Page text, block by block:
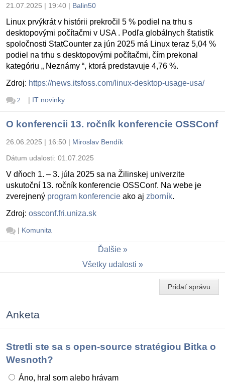
21.07.2025 | 19:40 | Balin50
Linux prvýkrát v histórii prekročil 5 % podiel na trhu s
desktopovými počítačmi v USA . Podľa globálnych štatistík
spoločnosti StatCounter za jún 2025 má Linux teraz 5,04 %
podiel na trhu s desktopovými počítačmi, čím prekonal
kategóriu „ Neznámy “, ktorá predstavuje 4,76 %.
Zdroj: https://news.itsfoss.com/linux-desktop-usage-usa/
2 | IT novinky
O konferencii 13. ročník konferencie OSSConf
26.06.2025 | 16:50 | Miroslav Bendík
Dátum udalosti: 01.07.2025
V dňoch 1. – 3. júla 2025 sa na Žilinskej univerzite
uskutoční 13. ročník konferencie OSSConf. Na webe je
zverejnený program konferencie ako aj zborník.
Zdroj: ossconf.fri.uniza.sk
| Komunita
Ďalšie
Všetky udalosti
Pridať správu
Anketa
Stretli ste sa s open-source stratégiou Bitka o
Wesnoth?
Áno, hral som alebo hrávam